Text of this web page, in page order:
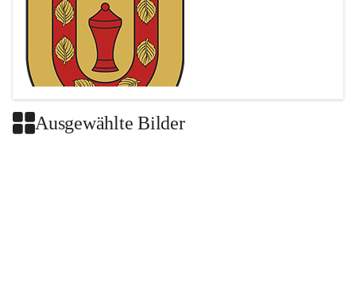
Ausgewählte Bilder